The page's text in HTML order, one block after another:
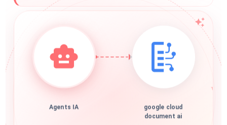
Agents IA
google cloud
document ai